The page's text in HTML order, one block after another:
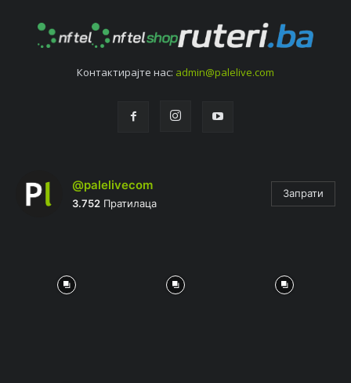
Контактирајтe нас: admin@palelive.com
@palelivecom
3.752 Пратилаца
Запрати